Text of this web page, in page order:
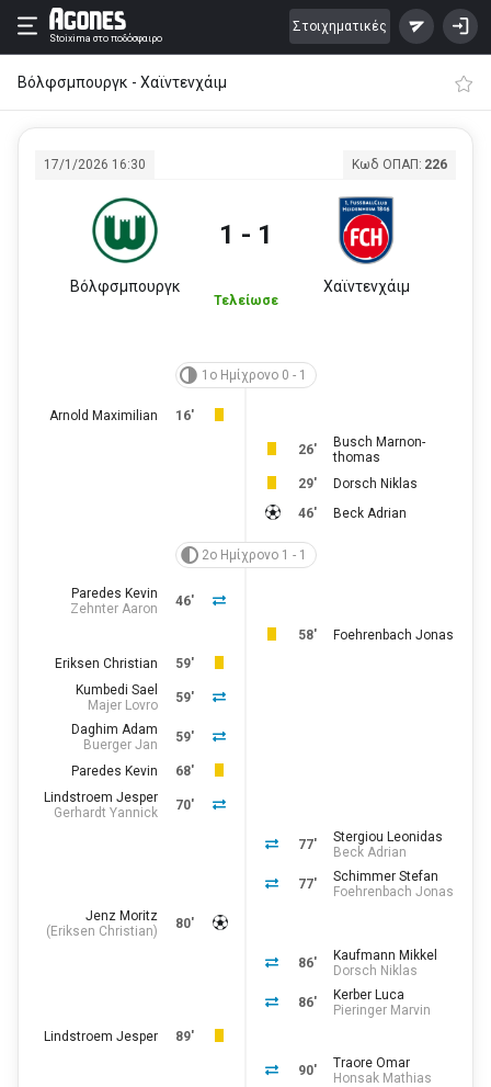
Stoixima στο ποδόσφαιρο
Στοιχηματικές
Βόλφσμπουργκ - Χαϊντενχάιμ
17/1/2026 16:30 Κωδ ΟΠΑΠ: 226
Βόλφσμπουργκ
1 - 1
Τελείωσε
Χαϊντενχάιμ
1ο Ημίχρονο 0 - 1
16'
Arnold Maximilian
26'
Busch Marnon-
thomas
29'
Dorsch Niklas
46'
Beck Adrian
2ο Ημίχρονο 1 - 1
46'
Paredes Kevin
Zehnter Aaron
58'
Foehrenbach Jonas
59'
Eriksen Christian
59'
Kumbedi Sael
Majer Lovro
59'
Daghim Adam
Buerger Jan
68'
Paredes Kevin
70'
Lindstroem Jesper
Gerhardt Yannick
77'
Stergiou Leonidas
Beck Adrian
77'
Schimmer Stefan
Foehrenbach Jonas
80'
Jenz Moritz
( Eriksen Christian)
86'
Kaufmann Mikkel
Dorsch Niklas
86'
Kerber Luca
Pieringer Marvin
89'
Lindstroem Jesper
90'
Traore Omar
Honsak Mathias